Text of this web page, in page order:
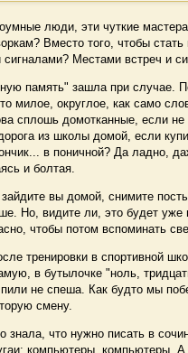
люди, эти чуткие
Вместо того, чтобы
сигналами? Местами встреч и
память" зашла при случае.
милое, округлое, как само
сплошь домотканные, если
из школы домой, если
в поничной? Да ладно,
и болтая.
вы домой, снимите
Но, видите ли, это будет
чтобы потом вспоминать
тренировки в спортивной
в бутылочке "ноль,
не спеша. Как будто мы
смену.
знала, что нужно писать в
компьютеры, компьютеры.